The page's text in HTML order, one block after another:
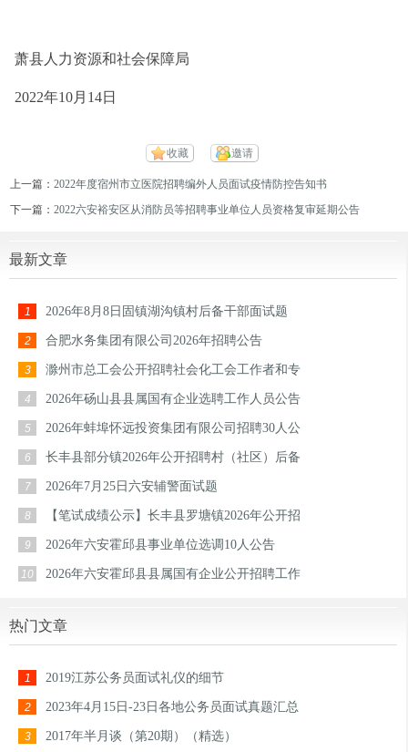
萧县人力资源和社会保障局
2022年10月14日
收藏 邀请
上一篇：2022年度宿州市立医院招聘编外人员面试疫情防控告知书
下一篇：2022六安裕安区从消防员等招聘事业单位人员资格复审延期公告
最新文章
1 2026年8月8日固镇湖沟镇村后备干部面试题
2 合肥水务集团有限公司2026年招聘公告
3 滁州市总工会公开招聘社会化工会工作者和专
4 2026年砀山县县属国有企业选聘工作人员公告
5 2026年蚌埠怀远投资集团有限公司招聘30人公
6 长丰县部分镇2026年公开招聘村（社区）后备
7 2026年7月25日六安辅警面试题
8 【笔试成绩公示】长丰县罗塘镇2026年公开招
9 2026年六安霍邱县事业单位选调10人公告
10 2026年六安霍邱县县属国有企业公开招聘工作
热门文章
1 2019江苏公务员面试礼仪的细节
2 2023年4月15日-23日各地公务员面试真题汇总
3 2017年半月谈（第20期）（精选）